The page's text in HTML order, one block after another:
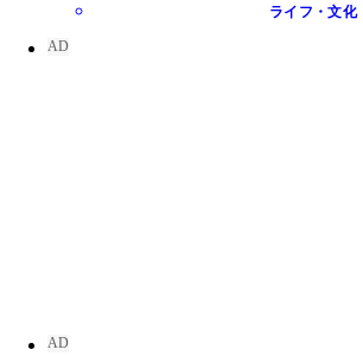
ライフ・文化